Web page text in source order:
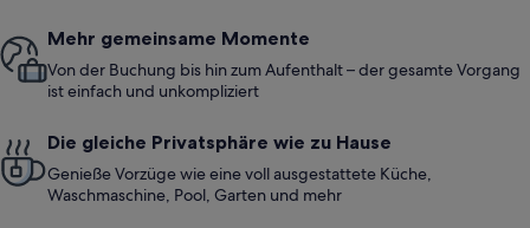
Mehr gemeinsame Momente
Von der Buchung bis hin zum Aufenthalt – der gesamte Vorgang
ist einfach und unkompliziert
Die gleiche Privatsphäre wie zu Hause
Genieße Vorzüge wie eine voll ausgestattete Küche,
Waschmaschine, Pool, Garten und mehr